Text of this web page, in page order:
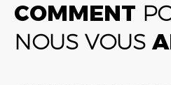
COMMENT
NOUS VOUS